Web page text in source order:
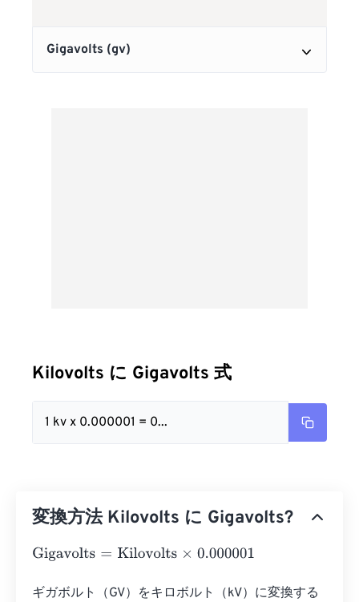
Kilovolts に Gigavolts 式
1 kv x 0.000001 = 0...
変換方法 Kilovolts に Gigavolts?
Gigavolts=Kilovolts×0.000001
ギガボルト（GV）をキロボルト（kV）に変換する